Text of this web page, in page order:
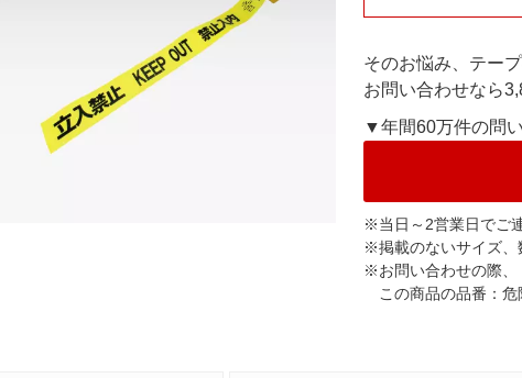
そのお悩み、テー
お問い合わせなら
▼年間60万件の問
※当日～2営業日でご
※掲載のないサイズ、
※お問い合わせの際
この商品の品番：